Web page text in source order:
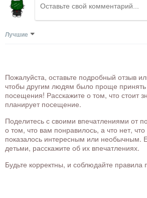
Лучшие
Пожалуйста, оставьте подробный отзыв
чтобы другим людям было проще
посещения! Расскажите о том, что стоит
планирует посещение.
Поделитесь с своими впечатлениями от
о том, что вам понравилось, а что нет,
показалось интересным или необычным.
детьми, расскажите об их впечатлениях.
Будьте корректны, и соблюдайте правила